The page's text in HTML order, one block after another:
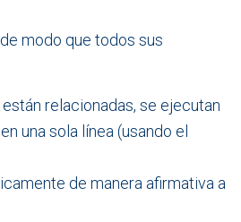
modo que todos sus
relacionadas, se ejecutan
una sola línea (usando el
de manera afirmativa a